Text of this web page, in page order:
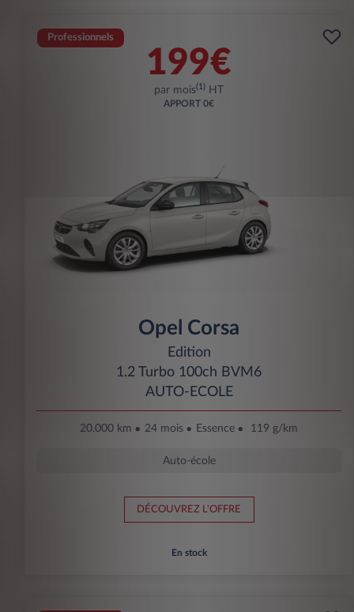
Professionnels
199€
par mois(1) HT
APPORT 0€
Opel Corsa
Edition
1.2 Turbo 100ch BVM6
AUTO-ECOLE
20.000 km 24 mois Essence 119 g/km
Auto-école
DÉCOUVREZ L'OFFRE
En stock